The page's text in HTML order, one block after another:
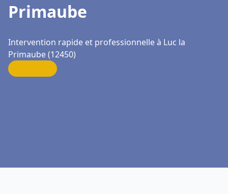
Primaube
Intervention rapide et professionnelle à Luc la
Primaube (12450)